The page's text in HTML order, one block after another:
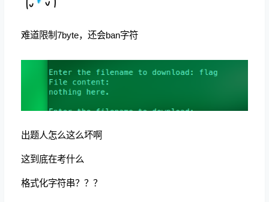
难道限制7byte，还会ban字符
出题人怎么这么坏啊
这到底在考什么
格式化字符串？？？